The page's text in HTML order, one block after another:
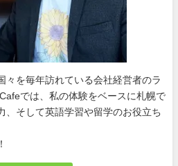
々を毎年訪れている会社経営者のラ
では、私の体験をベースに札幌で
、そして英語学習や留学のお役立ち